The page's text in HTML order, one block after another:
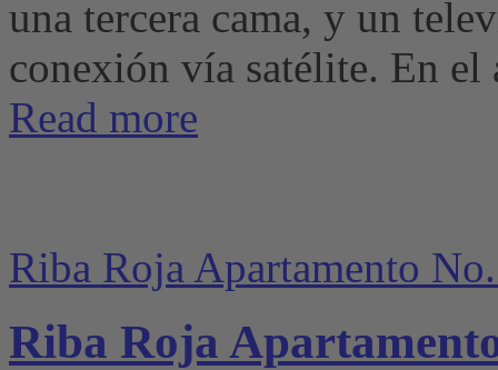
una tercera cama, y ​​un
conexión vía satélite. En el
Read more
Riba Roja Apartamento
Riba Roja